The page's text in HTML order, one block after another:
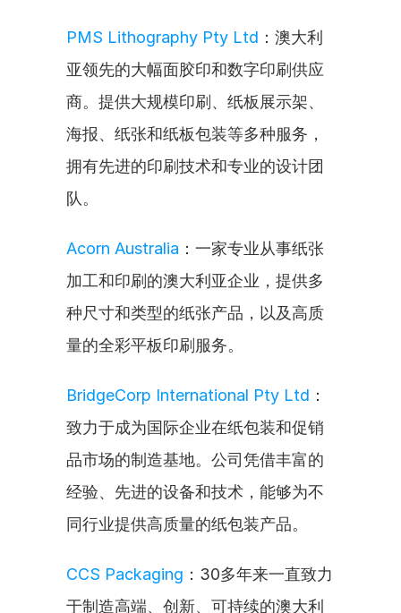
PMS Lithography Pty Ltd ：澳大利
亚领先的大幅面胶印和数字印刷供应
商。提供大规模印刷、纸板展示架、
海报、纸张和纸板包装等多种服务，
拥有先进的印刷技术和专业的设计团
队。
Acorn Australia ：一家专业从事纸张
加工和印刷的澳大利亚企业，提供多
种尺寸和类型的纸张产品，以及高质
量的全彩平板印刷服务。
BridgeCorp International Pty Ltd ：
致力于成为国际企业在纸包装和促销
品市场的制造基地。公司凭借丰富的
经验、先进的设备和技术，能够为不
同行业提供高质量的纸包装产品。
CCS Packaging ：30多年来一直致力
于制造高端、创新、可持续的澳大利